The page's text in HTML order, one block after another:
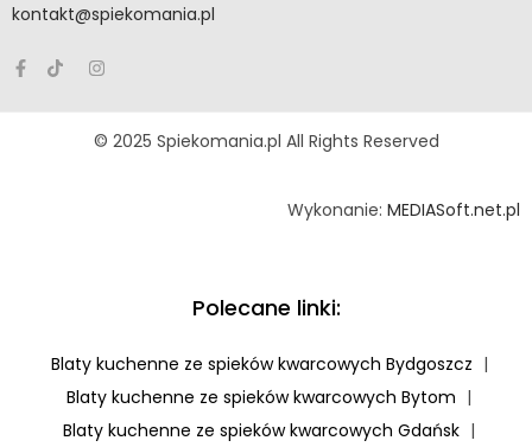
kontakt@spiekomania.pl
© 2025 Spiekomania.pl All Rights Reserved
Wykonanie: MEDIASoft.net.pl
Polecane linki:
Blaty kuchenne ze spieków kwarcowych Bydgoszcz |
Blaty kuchenne ze spieków kwarcowych Bytom |
Blaty kuchenne ze spieków kwarcowych Gdańsk |